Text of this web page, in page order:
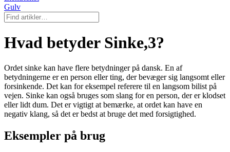
Gulv
Hvad betyder Sinke,3?
Ordet sinke kan have flere betydninger på dansk. En af
betydningerne er en person eller ting, der bevæger sig langsomt eller
forsinkende. Det kan for eksempel referere til en langsom bilist på
vejen. Sinke kan også bruges som slang for en person, der er klodset
eller lidt dum. Det er vigtigt at bemærke, at ordet kan have en
negativ klang, så det er bedst at bruge det med forsigtighed.
Eksempler på brug